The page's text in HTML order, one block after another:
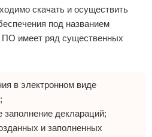
скачать и осуществить
под названием
имеет ряд существенных
в электронном виде
заполнение деклараций;
и заполненных